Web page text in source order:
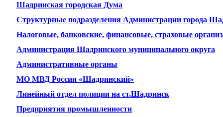
Шадринская городская Дума
Структурные подразделения Администрации города
Налоговые, банковские, финансовые, страховые
Администрация Шадринского муниципального округа
Административные органы
МО МВД России «Шадринский»
Линейный отдел полиции на ст.Шадринск
Предприятия промышленности